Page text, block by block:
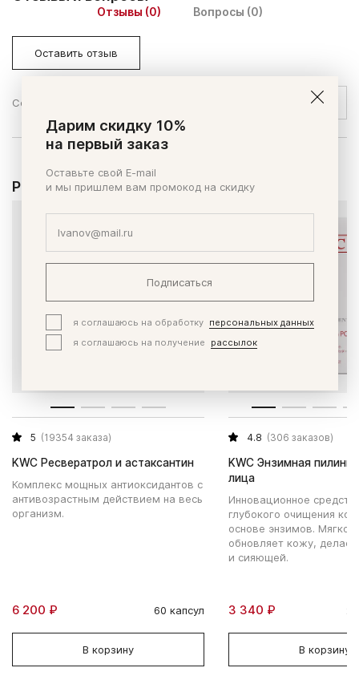
Отзывы (0) Вопросы (0)
Оставить отзыв
Сортировать по:
Рекомендуем
5 (19354 заказа)
KWC Ресвератрол и астаксантин
Комплекс мощных антиоксидантов с
антивозрастным действием на весь
организм.
6 200 ₽ 60 капсул
В корзину
4.8 (306 заказов)
KWC Энзимная
лица
Инновационное
глубокого очищения
основе энзимов. Мягко
обновляет кожу,
и сияющей.
3 340 ₽
В корзину
Дарим скидку 10%
на первый заказ
Оставьте свой E-mail
и мы пришлем вам промокод на скидку
Подписаться
я соглашаюсь на обработку
персональных данных
я соглашаюсь на получение
рассылок